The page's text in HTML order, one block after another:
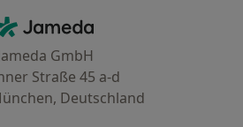
Jameda - Startseite
GmbH
Straße 45 a-d
Deutschland